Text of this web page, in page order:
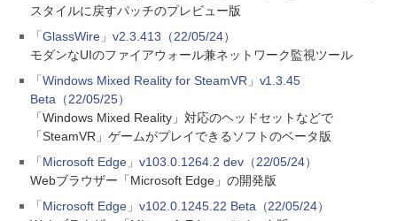
スタイルに戻すパッチのプレビュー版
「GlassWire」v2.3.413（22/05/24）
モダンなUIのファイアウォール兼ネットワーク監視ツール
「Windows Mixed Reality for SteamVR」v1.3.45
Beta（22/05/25）
「Windows Mixed Reality」対応のヘッドセットなどで
「SteamVR」ゲームがプレイできるソフトのベータ版
「Microsoft Edge」v103.0.1264.2 dev（22/05/24）
Webブラウザー「Microsoft Edge」の開発版
「Microsoft Edge」v102.0.1245.22 Beta（22/05/24）